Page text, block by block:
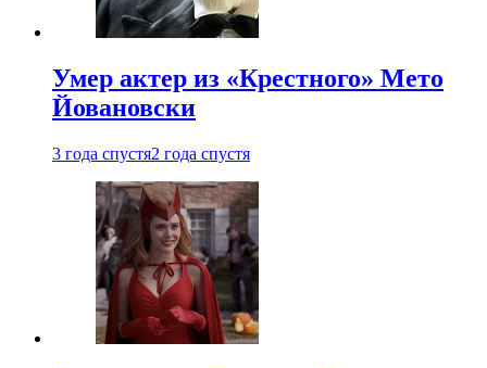
Умер актер из «Крестного» Мето
Йовановски
3 года спустя2 года спустя